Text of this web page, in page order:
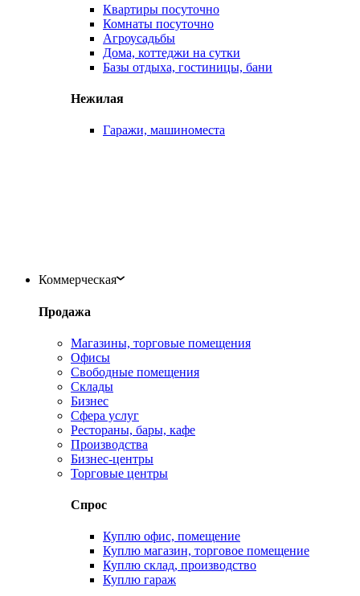
Квартиры посуточно
Комнаты посуточно
Агроусадьбы
Дома, коттеджи на сутки
Базы отдыха, гостиницы, бани
Нежилая
Гаражи, машиноместа
Коммерческая
Продажа
Магазины, торговые помещения
Офисы
Свободные помещения
Склады
Бизнес
Сфера услуг
Рестораны, бары, кафе
Производства
Бизнес-центры
Торговые центры
Спрос
Куплю офис, помещение
Куплю магазин, торговое помещение
Куплю склад, производство
Куплю гараж